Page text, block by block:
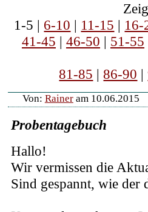
1-5 | 6-10 | 11-15 | 16-
41-45 | 46-50 | 51-55
81-85 | 86-90 |
Von: Raineram 10.06.2015
Probentagebuch
Hallo!
Wir vermissen die
Sind gespannt, wie der